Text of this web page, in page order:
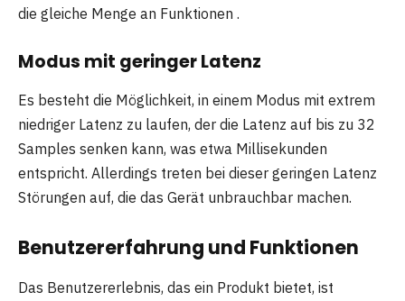
die gleiche Menge an Funktionen .
Modus mit geringer Latenz
Es besteht die Möglichkeit, in einem Modus mit extrem
niedriger Latenz zu laufen, der die Latenz auf bis zu 32
Samples senken kann, was etwa Millisekunden
entspricht. Allerdings treten bei dieser geringen Latenz
Störungen auf, die das Gerät unbrauchbar machen.
Benutzererfahrung und Funktionen
Das Benutzererlebnis, das ein Produkt bietet, ist